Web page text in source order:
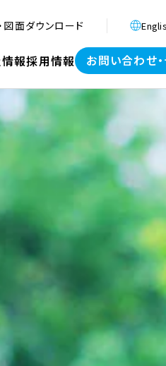
図面ダウンロード
報採用情報 お問い合わせ